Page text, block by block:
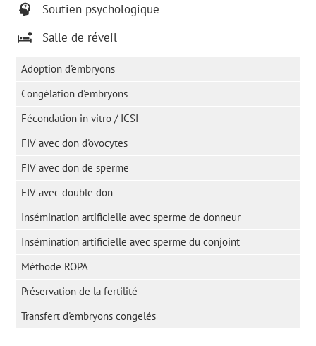
Soutien psychologique
Salle de réveil
Adoption d'embryons
Congélation d'embryons
Fécondation in vitro / ICSI
FIV avec don d'ovocytes
FIV avec don de sperme
FIV avec double don
Insémination artificielle avec sperme de donneur
Insémination artificielle avec sperme du conjoint
Méthode ROPA
Préservation de la fertilité
Transfert d'embryons congelés